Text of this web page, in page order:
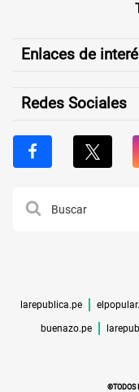
Enlaces de
Redes Sociales
larepublica.pe
buenazo.pe
©TODOS